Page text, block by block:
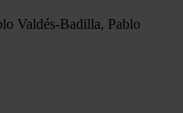
Valdés-Badilla, Pablo